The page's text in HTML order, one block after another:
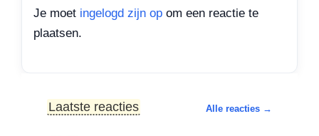
Je moet ingelogd zijn op om een reactie te
plaatsen.
Laatste reacties Alle reacties →